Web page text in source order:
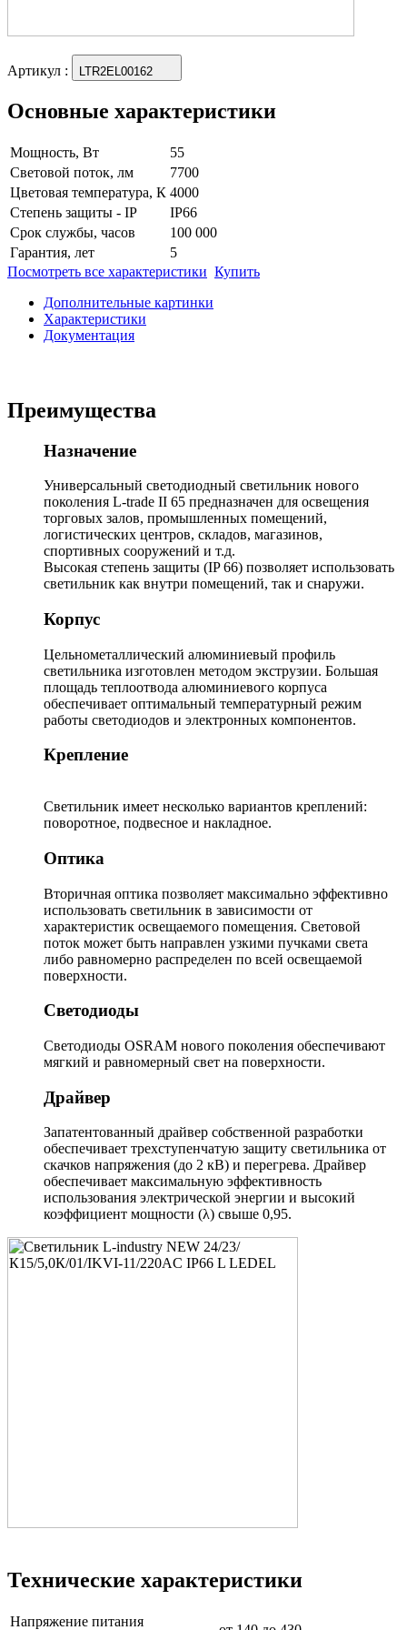
Артикул : LTR2EL00162
Основные характеристики
Мощность, Вт
55
Световой поток, лм
7700
Цветовая температура, К 4000
Степень защиты - IP
IP66
Срок службы, часов
100 000
Гарантия, лет
5
Посмотреть все характеристики Купить
Дополнительные картинки
Характеристики
Документация
Преимущества
Назначение
Универсальный светодиодный светильник нового
поколения L-trade II 65 предназначен для освещения
торговых залов, промышленных помещений,
логистических центров, складов, магазинов,
спортивных сооружений и т.д.
Высокая степень защиты (IP 66) позволяет использовать
светильник как внутри помещений, так и снаружи.
Корпус
Цельнометаллический алюминиевый профиль
светильника изготовлен методом экструзии. Большая
площадь теплоотвода алюминиевого корпуса
обеспечивает оптимальный температурный режим
работы светодиодов и электронных компонентов.
Крепление
Светильник имеет несколько вариантов креплений:
поворотное, подвесное и накладное.
Оптика
Вторичная оптика позволяет максимально эффективно
использовать светильник в зависимости от
характеристик освещаемого помещения. Световой
поток может быть направлен узкими пучками света
либо равномерно распределен по всей освещаемой
поверхности.
Светодиоды
Светодиоды OSRAM нового поколения обеспечивают
мягкий и равномерный свет на поверхности.
Драйвер
Запатентованный драйвер собственной разработки
обеспечивает трехступенчатую защиту светильника от
скачков напряжения (до 2 кВ) и перегрева. Драйвер
обеспечивает максимальную эффективность
использования электрической энергии и высокий
коэффициент мощности (λ) свыше 0,95.
Технические характеристики
Напряжение питания